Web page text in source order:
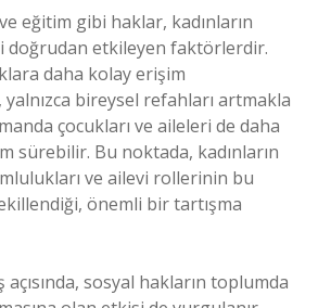
eğitim gibi haklar, kadınların
doğrudan etkileyen faktörlerdir.
daha kolay erişim
yalnızca bireysel refahları artmakla
çocukları ve aileleri de daha
sürebilir. Bu noktada, kadınların
ve ailevi rollerinin bu
önemli bir tartışma
açısında, sosyal hakların toplumda